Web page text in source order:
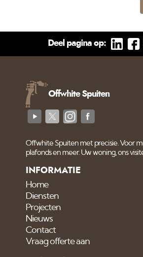
Deel pagina op:
Offwhite Spuiten
Offwhite Spuiten met precisie. Voor
plafonds en meer. Uw woning, ons
INFORMATIE
Home
Diensten
Projecten
Nieuws
Contact
Vraag offerte aan